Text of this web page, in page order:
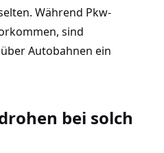
Während Pkw-
sind
Autobahnen ein
bei solch